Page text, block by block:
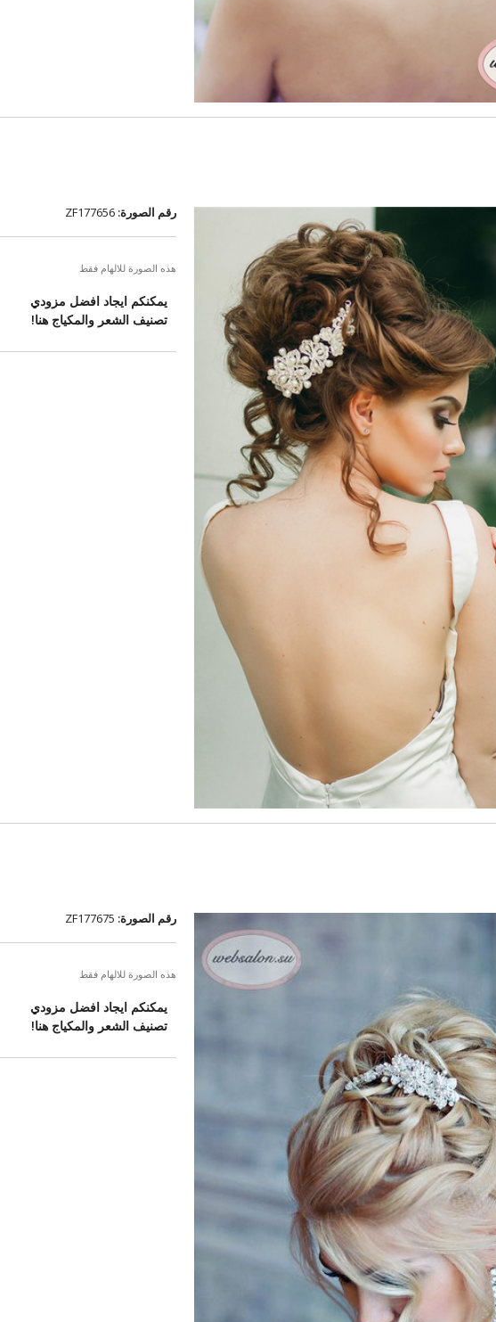
رقم الصورة:
هذه الصورة للالهام فقط
يمكنكم ايجاد افضل مزودي
تصنيف الشعر والمكياج هنا!
رقم الصورة:
هذه الصورة للالهام فقط
يمكنكم ايجاد افضل مزودي
تصنيف الشعر والمكياج هنا!